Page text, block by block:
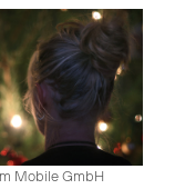
Mobile GmbH